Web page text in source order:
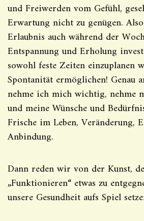
und Freiwerden vom Gefühl,
Erwartung nicht zu genügen.
Erlaubnis auch während der
Entspannung und Erholung
sowohl feste Zeiten einzuplanen
Spontanität ermöglichen! Genau
nehme ich mich wichtig, nehme
und meine Wünsche und
Frische im Leben, Veränderung,
Anbindung.
Dann reden wir von der Kunst,
„Funktionieren“ etwas zu
unsere Gesundheit aufs Spiel